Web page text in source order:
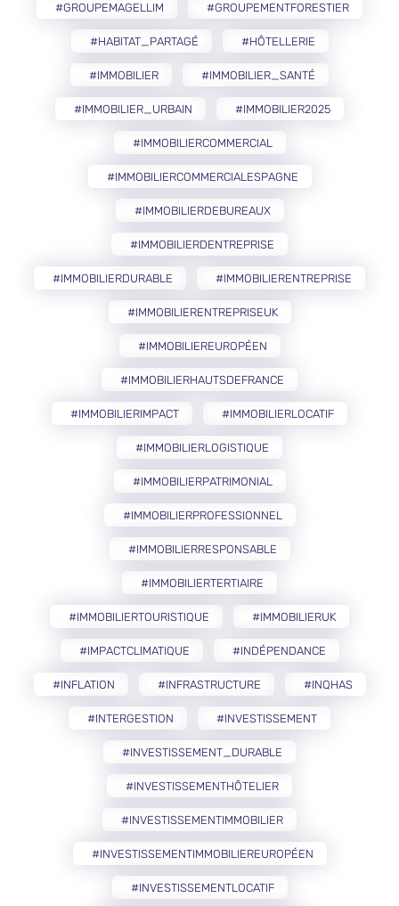
#GROUPEMAGELLIM #GROUPEMENTFORESTIER
#HABITAT_PARTAGÉ #HÔTELLERIE
#IMMOBILIER #IMMOBILIER_SANTÉ
#IMMOBILIER_URBAIN #IMMOBILIER2025
#IMMOBILIERCOMMERCIAL
#IMMOBILIERCOMMERCIALESPAGNE
#IMMOBILIERDEBUREAUX
#IMMOBILIERDENTREPRISE
#IMMOBILIERDURABLE #IMMOBILIERENTREPRISE
#IMMOBILIERENTREPRISEUK
#IMMOBILIEREUROPÉEN
#IMMOBILIERHAUTSDEFRANCE
#IMMOBILIERIMPACT #IMMOBILIERLOCATIF
#IMMOBILIERLOGISTIQUE
#IMMOBILIERPATRIMONIAL
#IMMOBILIERPROFESSIONNEL
#IMMOBILIERRESPONSABLE
#IMMOBILIERTERTIAIRE
#IMMOBILIERTOURISTIQUE #IMMOBILIERUK
#IMPACTCLIMATIQUE #INDÉPENDANCE
#INFLATION #INFRASTRUCTURE #INQHAS
#INTERGESTION #INVESTISSEMENT
#INVESTISSEMENT_DURABLE
#INVESTISSEMENTHÔTELIER
#INVESTISSEMENTIMMOBILIER
#INVESTISSEMENTIMMOBILIEREUROPÉEN
#INVESTISSEMENTLOCATIF